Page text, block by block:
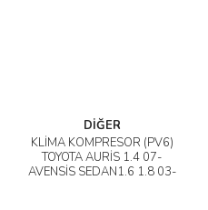
DİĞER
KLİMA KOMPRESÖR (PV6)
TOYOTA AURİS 1.4 07-
AVENSİS SEDAN1.6 1.8 03-